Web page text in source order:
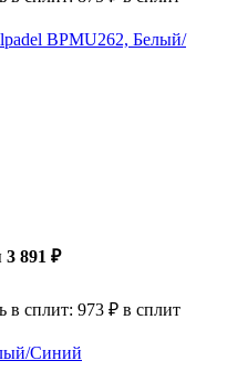
BPMU262, Белый/
3 891 ₽
в сплит: 973 ₽ в сплит
Синий